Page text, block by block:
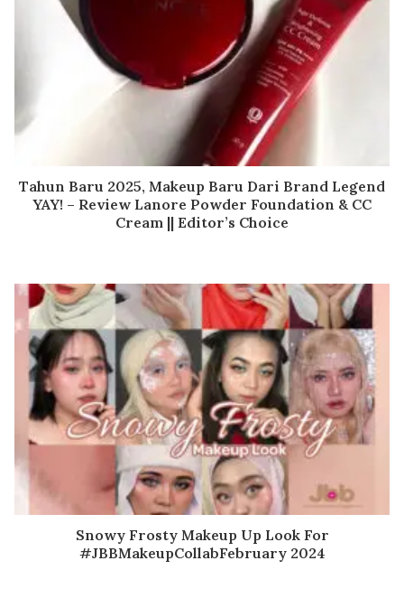
Tahun Baru 2025, Makeup Baru Dari Brand Legend
YAY! – Review Lanore Powder Foundation & CC
Cream || Editor’s Choice
Snowy Frosty Makeup Up Look For
#JBBMakeupCollabFebruary 2024